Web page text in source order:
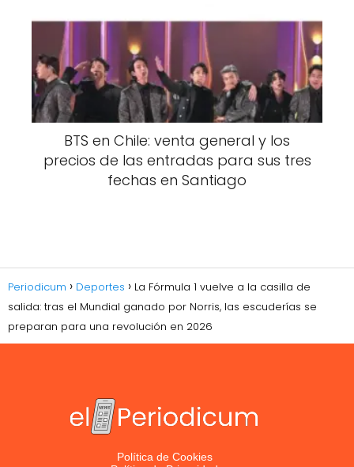
BTS en Chile: venta general y los
precios de las entradas para sus tres
fechas en Santiago
Periodicum Deportes
La Fórmula 1 vuelve a la casilla de
salida: tras el Mundial ganado por Norris, las escuderías se
preparan para una revolución en 2026
Política de Cookies